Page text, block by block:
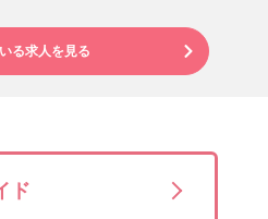
る求人を見る
ド